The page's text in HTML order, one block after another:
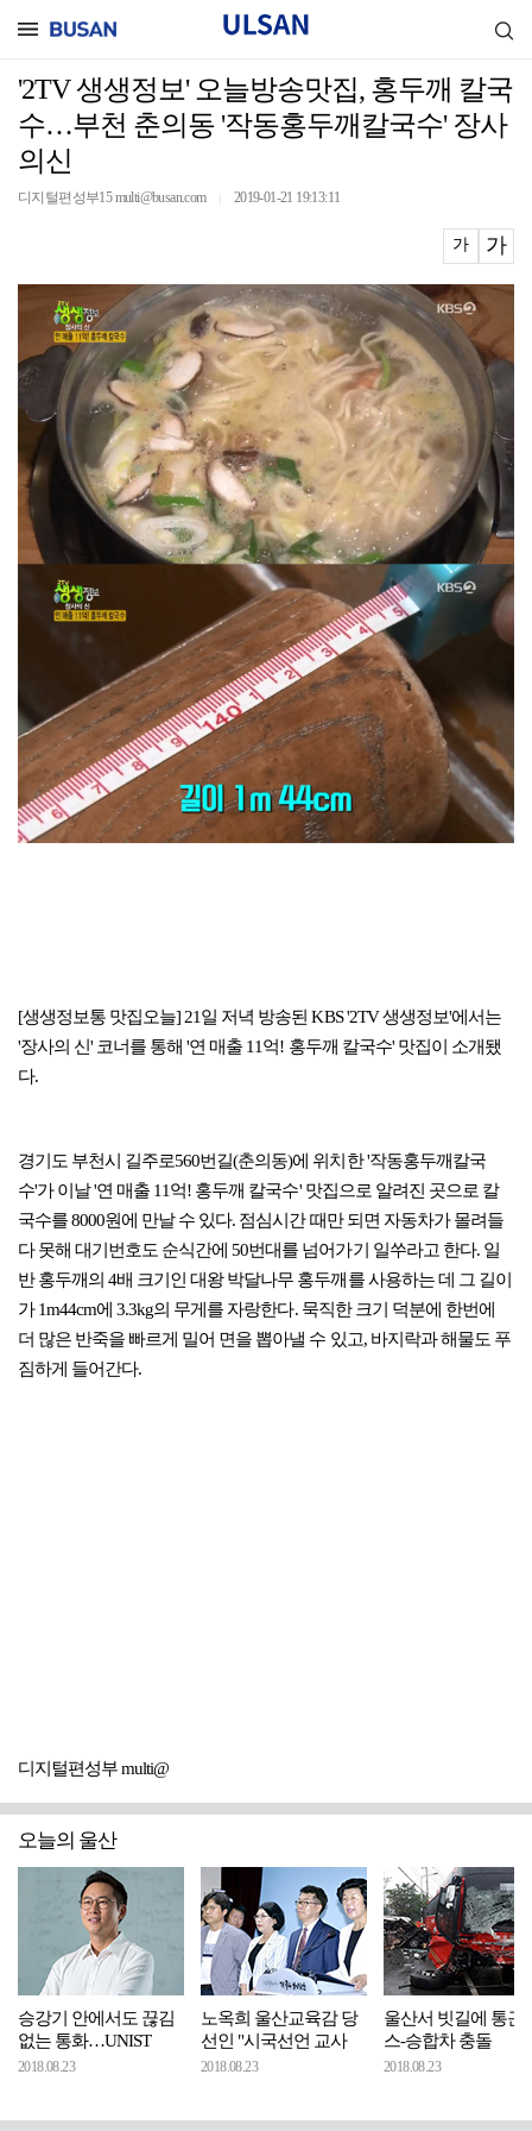
'2TV 생생정보' 오늘방송맛집, 홍두깨 칼국
수…부천 춘의동 '작동홍두깨칼국수' 장사
의신
디지털편성부15 multi@busan.com 2019-01-21 19:13:11
가 가
[생생정보통 맛집오늘] 21일 저녁 방송된 KBS '2TV 생생정보'에서는
'장사의 신' 코너를 통해 '연 매출 11억! 홍두깨 칼국수' 맛집이 소개됐
다.
경기도 부천시 길주로560번길(춘의동)에 위치한 '작동홍두깨칼국
수'가 이날 '연 매출 11억! 홍두깨 칼국수' 맛집으로 알려진 곳으로 칼
국수를 8000원에 만날 수 있다. 점심시간 때만 되면 자동차가 몰려들
다 못해 대기번호도 순식간에 50번대를 넘어가기 일쑤라고 한다. 일
반 홍두깨의 4배 크기인 대왕 박달나무 홍두깨를 사용하는 데 그 길이
가 1m44cm에 3.3kg의 무게를 자랑한다. 묵직한 크기 덕분에 한번에
더 많은 반죽을 빠르게 밀어 면을 뽑아낼 수 있고, 바지락과 해물도 푸
짐하게 들어간다.
디지털편성부 multi@
오늘의 울산
승강기 안에서도 끊김
없는 통화…UNIST
2018.08.23
노옥희 울산교육감 당
선인 "시국선언 교사
2018.08.23
울산서 빗길에 통근
스-승합차 충돌
2018.08.23